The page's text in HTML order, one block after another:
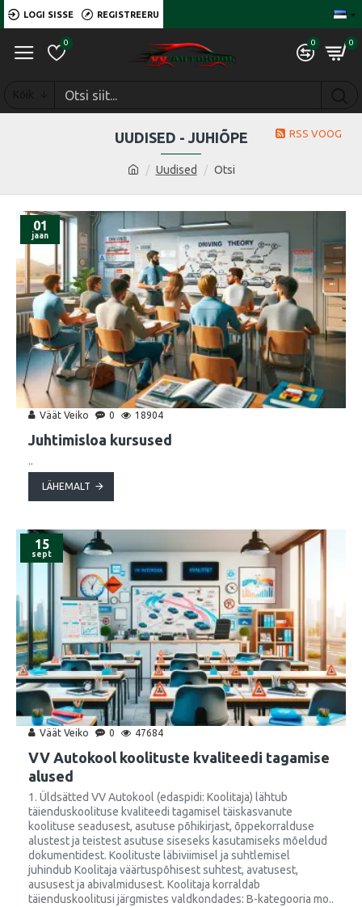
LOGI SISSE REGISTREERU
0 0 0
Uudised Otsi
UUDISED - JUHIÕPE RSS VOOG
01
jaan
Väät Veiko 0 18904
Juhtimisloa kursused
..
LÄHEMALT
15
sept
Väät Veiko 0 47684
VV Autokool koolituste kvaliteedi tagamise
alused
1. Üldsätted VV Autokool (edaspidi: Koolitaja) lähtub
täienduskoolituse kvaliteedi tagamisel täiskasvanute
koolituse seadusest, asutuse põhikirjast, õppekorralduse
alustest ja teistest asutuse siseseks kasutamiseks mõeldud
dokumentidest. Koolituste läbiviimisel ja suhtlemisel
juhindub Koolitaja väärtuspõhisest suhtest, avatusest,
aususest ja abivalmidusest. Koolitaja korraldab
täienduskoolitusi järgmistes valdkondades: B-kategooria mo..